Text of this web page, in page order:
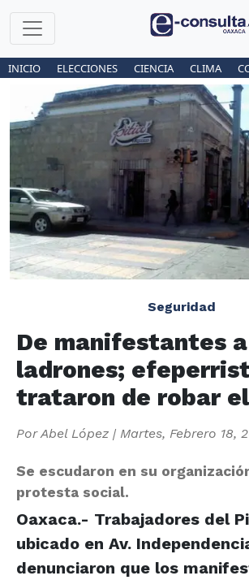
INICIO ELECCIONES CIENCIA CLIMA
Seguridad
De manifestantes a
ladrones;
trataron de robar
PorAbel López | Martes, Febrero 18,
Se escudaron en su
protesta social.
Oaxaca.- Trabajadores del
ubicado en Av.
denunciaron que los